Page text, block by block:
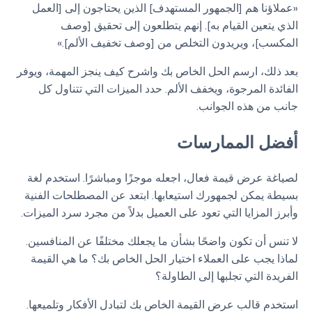
«عملاؤنا هم [الجمهور المستهدف] الذين يحتاجون إلى [العمل
الذي يتعين القيام به]. إنهم يتطلعون إلى تحقيق [وصف
المكسب]، ويريدون التخلص من [وصف تخفيف الألم].»
بعد ذلك، ارسم الحل الخاص بك واشرح كيف ينجز المهمة، ويوفر
الفائدة المرجوة، ويخفف الألم. حدد الميزات التي تتناول كل
جانب من هذه الجوانب.
أفضل الممارسات
لصياغة عرض قيمة فعال، اجعله موجزًا ومباشرًا. استخدم لغة
بسيطة يمكن لجمهورك استيعابها. ابتعد عن المصطلحات الفنية
وأبرز المزايا التي تعود على العميل بدلاً من مجرد سرد الميزات.
لا تنس أن تكون واضحًا بشأن ما يجعلك مختلفًا عن المنافسين.
لماذا يجب على العملاء اختيار الحل الخاص بك؟ ما هي القيمة
الفريدة التي تجلبها إلى الطاولة؟
استخدم قالب عرض القيمة الخاص بك لتبادل الأفكار وتلميعها.